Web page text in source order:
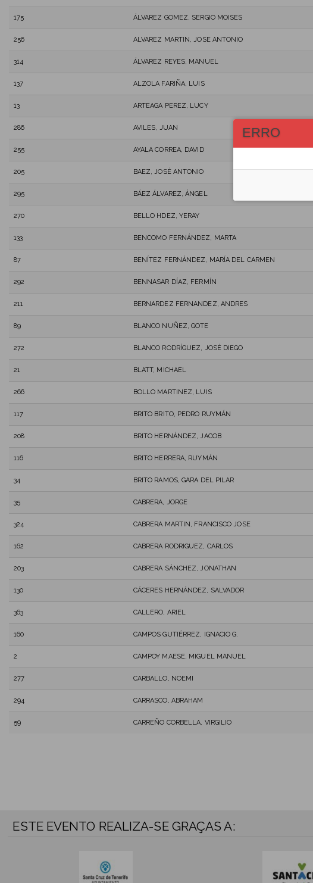
175 ÁLVAREZ GOMEZ, SERGIO MOISES
256 ALVAREZ MARTIN, JOSE ANTONIO
314 ÁLVAREZ REYES, MANUEL
137 ALZOLA FARIÑA, LUIS
13 ARTEAGA PEREZ, LUCY
286 AVILES, JUAN
255 AYALA CORREA, DAVID
205 BAEZ, JOSÉ ANTONIO
295 BÁEZ ÁLVAREZ, ÁNGEL
270 BELLO HDEZ, YERAY
133 BENCOMO FERNÁNDEZ, MARTA
87 BENÍTEZ FERNÁNDEZ, MARÍA DEL CARMEN
292 BENNASAR DÍAZ, FERMÍN
211 BERNARDEZ FERNANDEZ, ANDRES
89 BLANCO NUÑEZ, GOTE
272 BLANCO RODRÍGUEZ, JOSÉ DIEGO
21 BLATT, MICHAEL
266 BOLLO MARTINEZ, LUIS
117 BRITO BRITO, PEDRO RUYMÁN
208 BRITO HERNÁNDEZ, JACOB
116 BRITO HERRERA, RUYMÁN
34 BRITO RAMOS, GARA DEL PILAR
35 CABRERA, JORGE
324 CABRERA MARTIN, FRANCISCO JOSE
162 CABRERA RODRIGUEZ, CARLOS
203 CABRERA SÁNCHEZ, JONATHAN
130 CÁCERES HERNÁNDEZ, SALVADOR
363 CALLERO, ARIEL
160 CAMPOS GUTIÉRREZ, IGNACIO G.
2 CAMPOY MAESE, MIGUEL MANUEL
277 CARBALLO, NOEMI
294 CARRASCO, ABRAHAM
59 CARREÑO CORBELLA, VIRGILIO
ESTE EVENTO REALIZA-SE GRAÇAS A:
ERRO